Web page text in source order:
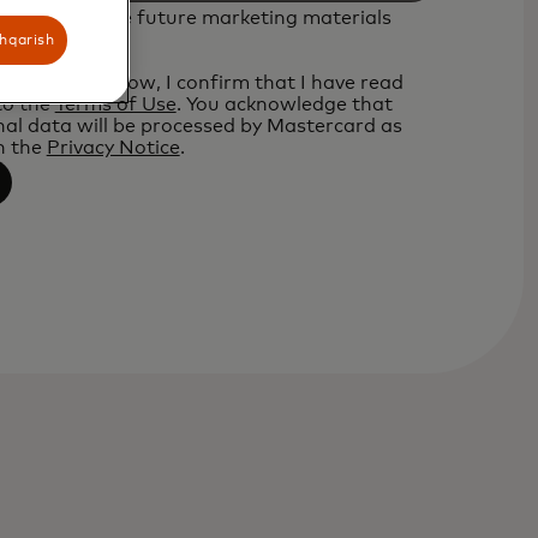
like to receive future marketing materials
the button below, I confirm that I have read
theTerms of Use. You acknowledge that
data will be processed by Mastercard as
the Privacy Notice.